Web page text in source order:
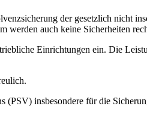
der gesetzlich nicht
werden auch keine Sicherheiten
Einrichtungen ein. Die
(PSV) insbesondere für die